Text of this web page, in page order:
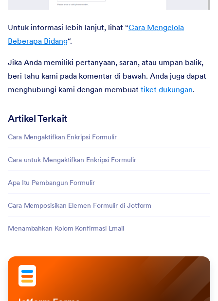
Untuk informasi lebih lanjut, lihat “Cara Mengelola
Beberapa Bidang“.
Jika Anda memiliki pertanyaan, saran, atau umpan balik,
beri tahu kami pada komentar di bawah. Anda juga dapat
menghubungi kami dengan membuat tiket dukungan.
Artikel Terkait
Cara Mengaktifkan Enkripsi Formulir
Cara untuk Mengaktifkan Enkripsi Formulir
Apa Itu Pembangun Formulir
Cara Memposisikan Elemen Formulir di Jotform
Menambahkan Kolom Konfirmasi Email